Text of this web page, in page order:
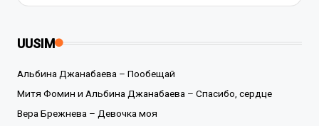
UUSIM
Альбина Джанабаева – Пообещай
Митя Фомин и Альбина Джанабаева – Спасибо, сердце
Вера Брежнева – Девочка моя